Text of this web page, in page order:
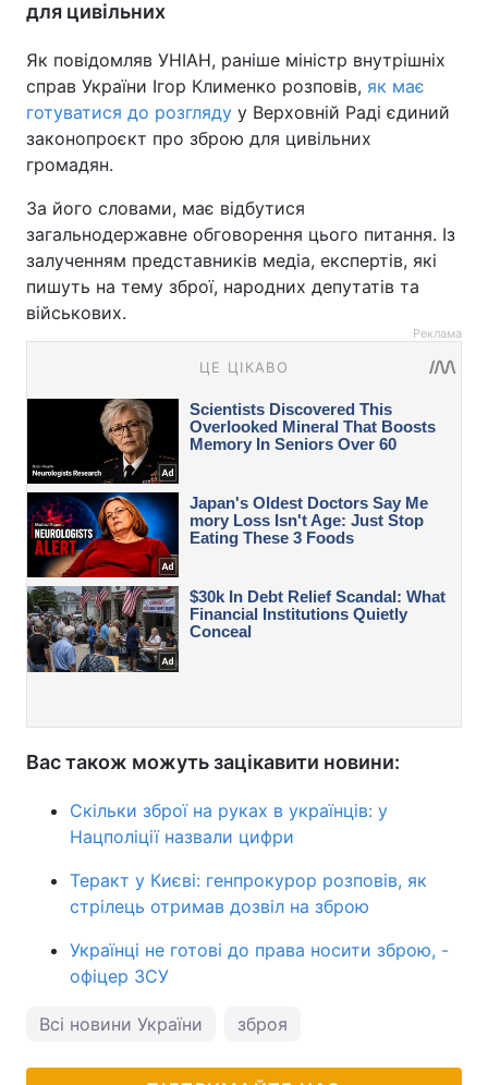
для цивільних
Як повідомляв УНІАН, раніше міністр внутрішніх
справ України Ігор Клименко розповів, як має
готуватися до розгляду у Верховній Раді єдиний
законопроєкт про зброю для цивільних
громадян.
За його словами, має відбутися
загальнодержавне обговорення цього питання. Із
залученням представників медіа, експертів, які
пишуть на тему зброї, народних депутатів та
військових.
Реклама
Вас також можуть зацікавити новини:
Скільки зброї на руках в українців: у
Нацполіції назвали цифри
Теракт у Києві: генпрокурор розповів, як
стрілець отримав дозвіл на зброю
Українці не готові до права носити зброю, -
офіцер ЗСУ
Всі новини України зброя